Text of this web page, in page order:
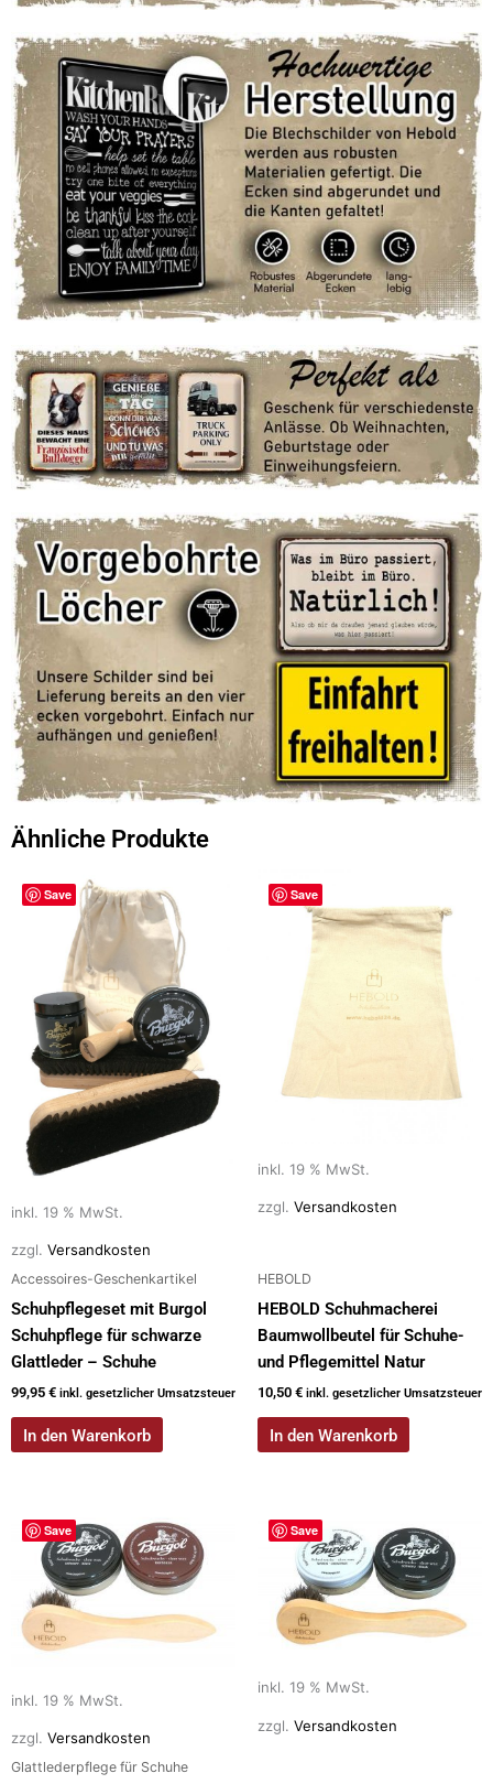
Ähnliche Produkte
Save
inkl. 19 % MwSt.
zzgl. Versandkosten
Accessoires-Geschenkartikel
Schuhpflegeset mit Burgol
Schuhpflege für schwarze
Glattleder – Schuhe
99,95 € inkl. gesetzlicher Umsatzsteuer
In den Warenkorb
Save
inkl. 19 % MwSt.
zzgl. Versandkosten
HEBOLD
HEBOLD Schuhmacherei
Baumwollbeutel für Schuhe-
und Pflegemittel Natur
10,50 € inkl. gesetzlicher Umsatzsteuer
In den Warenkorb
Save
inkl. 19 % MwSt.
zzgl. Versandkosten
Glattlederpflege für Schuhe
Save
inkl. 19 % MwSt.
zzgl. Versandkosten